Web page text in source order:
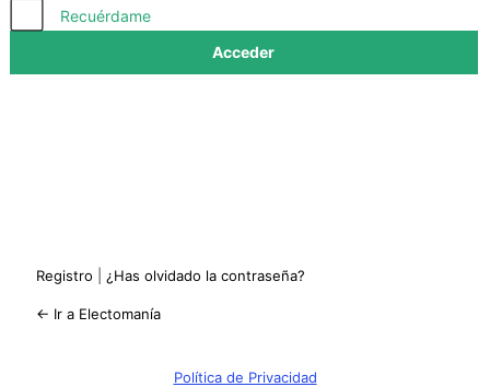
Recuérdame
Registro ¿Has olvidado la contraseña?
← Ir a Electomanía
Política de Privacidad